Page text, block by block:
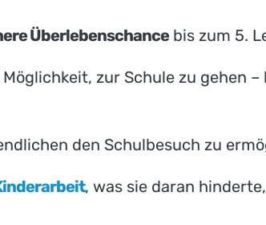
Überlebenschancebis zum 5.
zur Schule zu gehen
den Schulbesuch zu
, was sie daran